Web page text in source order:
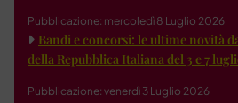
Pubblicazione: mercoledì 8 Luglio 2026
Bandi e concorsi: le ultime novità
della Repubblica Italiana del 3 e 7
Pubblicazione: venerdì 3 Luglio 2026